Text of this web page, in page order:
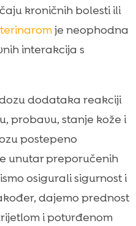
kroničnih bolesti ili
je neophodna
interakcija s
dodataka reakciji
probavu, stanje kože i
postepeno
unutar preporučenih
osigurali sigurnost i
dajemo prednost
i potvrđenom